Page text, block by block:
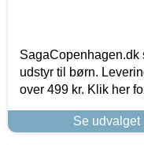
udstyr til børn.
over 499 kr. Klik her
Se